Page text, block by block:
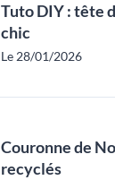
Tuto DIY : tête
chic
Le 28/01/2026
Couronne de
recyclés